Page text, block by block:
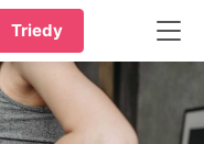
Triedy